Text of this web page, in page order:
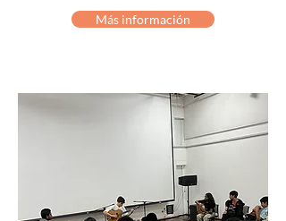
Más información